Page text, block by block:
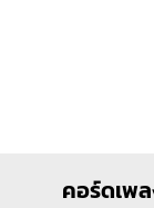
คอร์ดเพ